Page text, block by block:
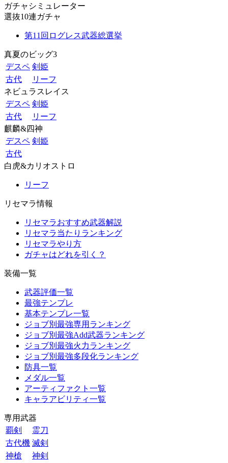
ガチャシミュレーター
選抜10連ガチャ
第11回ログレス武器総選挙
真夏のビッグ3
デスペ 剣姫
古代
リーフ
ネビュラスレイス
デスペ 剣姫
古代
リーフ
麒麟&四神
デスペ 剣姫
古代
白虎&カリオストロ
リーフ
リセマラ情報
リセマラおすすめ武器解説
リセマラ当たりランキング
リセマラやり方
ガチャはどれを引く？
装備一覧
武器評価一覧
最強テンプレ
基本テンプレ一覧
ジョブ別最強専用ランキング
ジョブ別最強Add武器ランキング
ジョブ別最強火力ランキング
ジョブ別最強多段化ランキング
防具一覧
メダル一覧
アーティファクト一覧
キャラアビリティ一覧
専用武器
覇剣
霊刀
古代機 滅剣
神槍
神剣